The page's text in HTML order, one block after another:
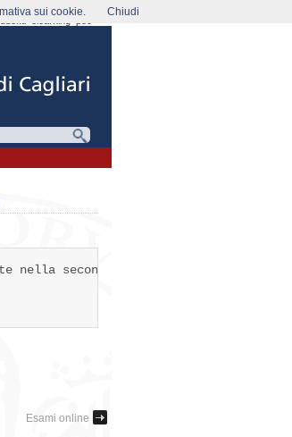
seconda settimana di giugno
Esami online
sui cookie. Chiudi